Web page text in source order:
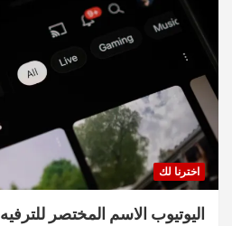
اخترنا لك
اليوتيوب الاسم المختصر للترفيه